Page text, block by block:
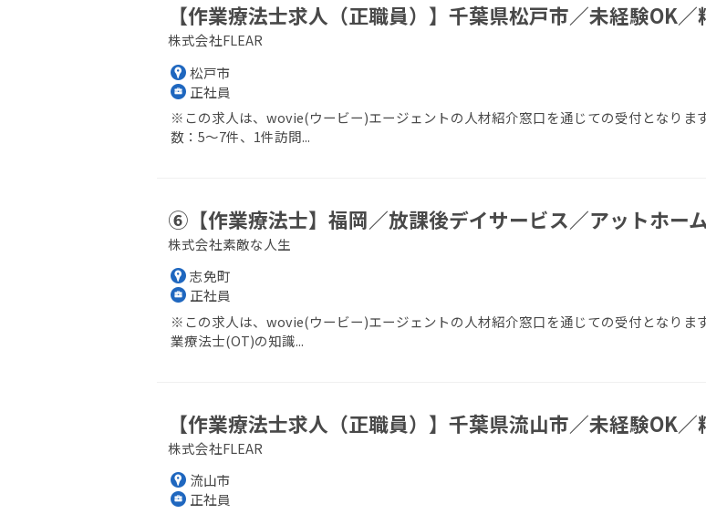
【作業療法士求人（正職員）】千葉県松戸市／未経験OK
株式会社FLEAR
松戸市
正社員
※この求人は、wovie(ウービー)エージェントの人材紹介窓口を通じての受付となり
数：5～7件、1件訪問...
⑥【作業療法士】福岡／放課後デイサービス／アットホー
株式会社素敵な人生
志免町
正社員
※この求人は、wovie(ウービー)エージェントの人材紹介窓口を通じての受付となり
業療法士(OT)の知識...
【作業療法士求人（正職員）】千葉県流山市／未経験OK
株式会社FLEAR
流山市
正社員